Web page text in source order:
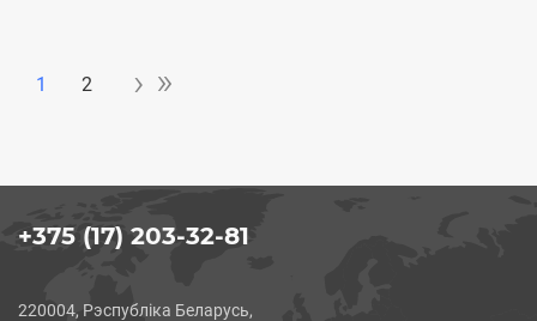
Pagination
1 2 › ››
»
+375 (17) 203-32-81
220004, Рэспубліка Беларусь,